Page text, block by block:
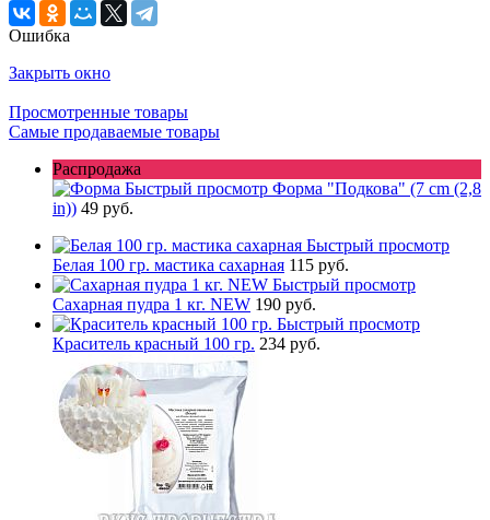
Ошибка
Закрыть окно
Просмотренные товары
Самые продаваемые товары
Распродажа
Быстрый просмотр Форма "Подкова" (7 cm (2,8
in)) 49 руб.
Быстрый просмотр
Белая 100 гр. мастика сахарная 115 руб.
Быстрый просмотр
Сахарная пудра 1 кг. NEW 190 руб.
Быстрый просмотр
Краситель красный 100 гр. 234 руб.